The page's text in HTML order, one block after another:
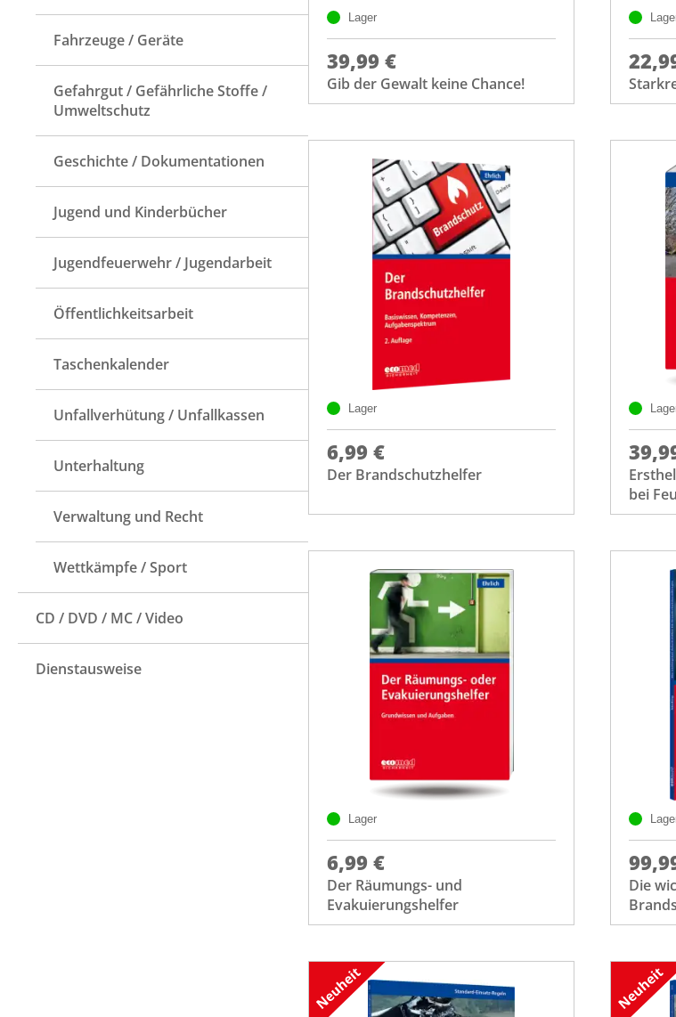
Fahrzeuge / Geräte
Gefahrgut / Gefährliche Stoffe /
Umweltschutz
Geschichte / Dokumentationen
Jugend und Kinderbücher
Jugendfeuerwehr / Jugendarbeit
Öffentlichkeitsarbeit
Taschenkalender
Unfallverhütung / Unfallkassen
Unterhaltung
Verwaltung und Recht
Wettkämpfe / Sport
CD / DVD / MC / Video
Dienstausweise
Lager
39,99 €
Gib der Gewalt keine Chance!
Lager
6,99 €
Der Brandschutzhelfer
bei
Lager
6,99 €
Der Räumungs- und
Evakuierungshelfer
Die